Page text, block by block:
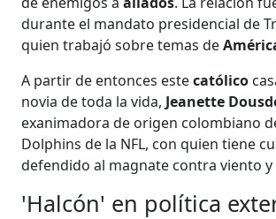
durante el mandato presidencial de
quien trabajó sobre temas de
A partir de entonces estecatólico
novia de toda la vida, Jeanette
exanimadora de origen colombiano
Dolphins de la NFL, con quien tiene
defendido al magnate contra viento y
'Halcón' en política